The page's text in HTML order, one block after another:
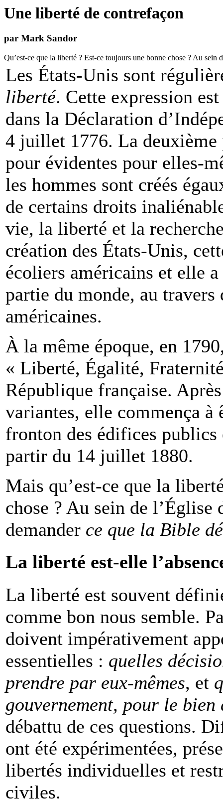
Une liberté de contrefaçon
par Mark Sandor
Qu’est-ce que la liberté ? Est-ce toujours une bonne chose ? Au
Les États-Unis sont
liberté. Cette expression
dans la Déclaration
4 juillet 1776. La deuxième
pour évidentes pour elles-
les hommes sont créés
de certains droits
vie, la liberté et la
création des États-Unis,
écoliers américains et elle
partie du monde, au
américaines.
À la même époque, en
« Liberté, Égalité,
République française.
variantes, elle commença
fronton des édifices
partir du 14 juillet 1880.
Mais qu’est-ce que la
chose ? Au sein de
demander ce que la Bible
La liberté est-elle
La liberté est souvent
comme bon nous semble.
doivent impérativement
essentielles : quelles
prendre par eux-mêmes, et
gouvernement, pour le bien
débattu de ces questions.
ont été expérimentées,
libertés individuelles et
civiles.